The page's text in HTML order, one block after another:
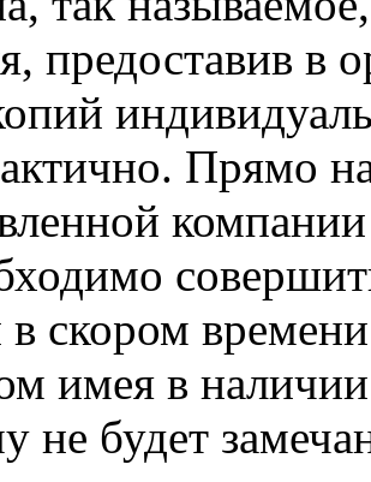
предоставив
Прямо
в скором
имея в
не будет